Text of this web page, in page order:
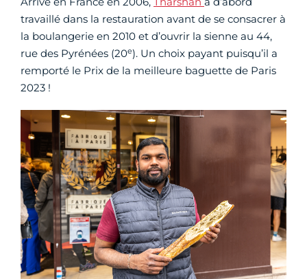
travaillé dans la restauration avant de se consacrer à
la boulangerie en 2010 et d’ouvrir la sienne au 44,
rue des Pyrénées (20e). Un choix payant puisqu’il a
remporté le Prix de la meilleure baguette de Paris
2023 !